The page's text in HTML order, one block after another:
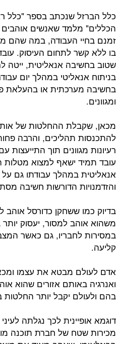
כלל הברזל שנכתב בספר "כלל
הכללים" מלמד שאנשים
זמנם בחיי העבודה, במה שהם
בו ללא קשר לתחום העיסוק.
שטוב בחשיבה אנאליטית, ייטה
בניתוח אנאליטי במהלך יום
בחשיבה מערכתית או בהעלאת
ומגוונים.
מכאן, שקבלת ההחלטות של
להתכנסות תהליכים, והרבה
רעיונות מגוונים תוך התייעצות
עובד תמיד ישאף למצוא מטלות
אנאליטית במהלך עבודתו גם
והזדמנויות הדורשות חשיבה
בדיוק כמו ששחקן כדורסל אוהב
משהוא אוהב למסור, יעסוק
במסירות לחבריו, גם כאשר
קליעה.
אדם לעולם מבטא את עצמו
ואנרגיה באותם אזורים שהוא
בהם ולעולם יקבל יותר החלטות
דוגמא אופיינית לכך נגלתה
מכירות שטח של חברת תוכנה